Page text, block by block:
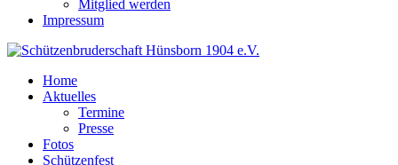
Mitglied werden
Impressum
Home
Aktuelles
Termine
Presse
Fotos
Schützenfest